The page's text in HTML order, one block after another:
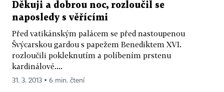
Děkuji a dobrou noc, rozloučil se
naposledy s věřícími
Před vatikánským palácem se před nastoupenou
Švýcarskou gardou s papežem Benediktem XVI.
rozloučili pokleknutím a políbením prstenu
kardinálové....
31. 3. 2013 ▪ 6 min. čtení